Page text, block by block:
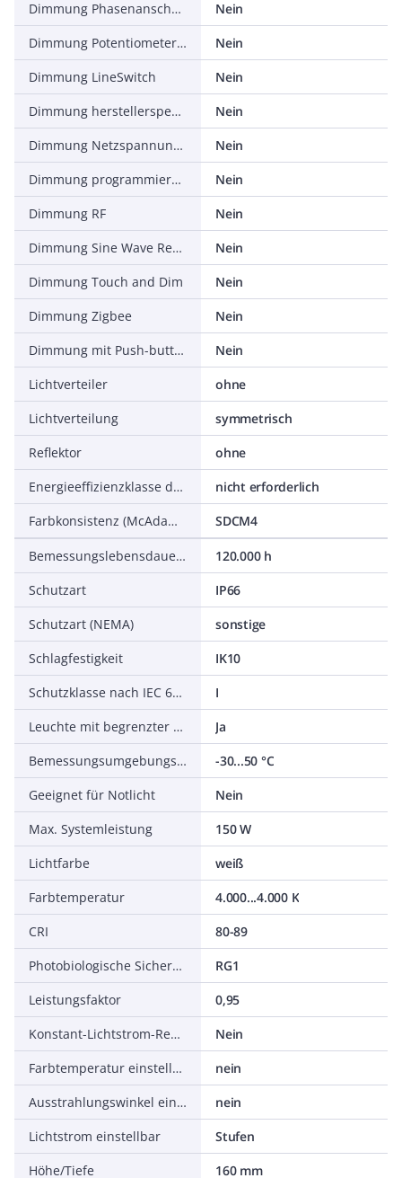
Dimmung Phasenanschnitt
Nein
Dimmung Potentiometer (geräteintegriert)
Nein
Dimmung LineSwitch
Nein
Dimmung herstellerspezifisch
Nein
Dimmung Netzspannungsmodulation
Nein
Dimmung programmierbar
Nein
Dimmung RF
Nein
Dimmung Sine Wave Reduction
Nein
Dimmung Touch and Dim
Nein
Dimmung Zigbee
Nein
Dimmung mit Push-button
Nein
Lichtverteiler
ohne
Lichtverteilung
symmetrisch
Reflektor
ohne
Energieeffizienzklasse der Lichtquelle nach EU-Richtlinie 2019/2015
nicht erforderlich
Farbkonsistenz (McAdam-Ellipse)
SDCM4
Bemessungslebensdauer L70/B50 bei 25 °C
120.000 h
Schutzart
IP66
Schutzart (NEMA)
sonstige
Schlagfestigkeit
IK10
Schutzklasse nach IEC 61140
I
Leuchte mit begrenzter Oberflächentemperatur D-Zeichen nach EN 60598-2-24
Ja
Bemessungsumgebungstemperatur nach IEC 62722-2-1
-30...50 °C
Geeignet für Notlicht
Nein
Max. Systemleistung
150 W
Lichtfarbe
weiß
Farbtemperatur
4.000...4.000 K
CRI
80-89
Photobiologische Sicherheit nach EN 62471
RG1
Leistungsfaktor
0,95
Konstant-Lichtstrom-Regelung
Nein
Farbtemperatur einstellbar
nein
Ausstrahlungswinkel einstellbar
nein
Lichtstrom einstellbar
Stufen
Höhe/Tiefe
160 mm